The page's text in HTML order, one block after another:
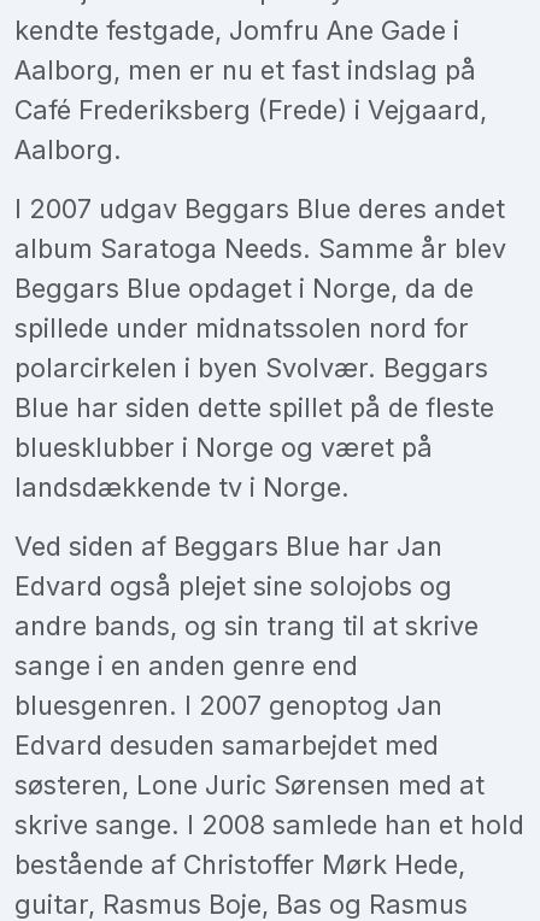
kendte festgade, Jomfru Ane Gade i
Aalborg, men er nu et fast indslag på
Café Frederiksberg (Frede) i Vejgaard,
Aalborg.
I 2007 udgav Beggars Blue deres andet
album Saratoga Needs. Samme år blev
Beggars Blue opdaget i Norge, da de
spillede under midnatssolen nord for
polarcirkelen i byen Svolvær. Beggars
Blue har siden dette spillet på de fleste
bluesklubber i Norge og været på
landsdækkende tv i Norge.
Ved siden af Beggars Blue har Jan
Edvard også plejet sine solojobs og
andre bands, og sin trang til at skrive
sange i en anden genre end
bluesgenren. I 2007 genoptog Jan
Edvard desuden samarbejdet med
søsteren, Lone Juric Sørensen med at
skrive sange. I 2008 samlede han et hold
bestående af Christoffer Mørk Hede,
guitar, Rasmus Boje, Bas og Rasmus